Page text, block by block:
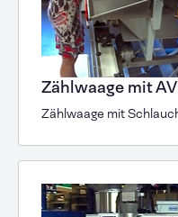
Zählwaage mit
Zählwaage mit